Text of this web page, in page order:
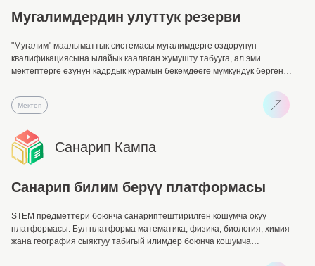
Мугалимдердин улуттук резерви
"Мугалим" маалыматтык системасы мугалимдерге өздөрүнүн
квалификациясына ылайык каалаган жумушту табууга, ал эми
мектептерге өзүнүн кадрдык курамын бекемдөөгө мүмкүндүк берген
Мектеп
Санарип Кампа
Санарип билим берүү платформасы
STEM предметтери боюнча санариптештирилген кошумча окуу
платформасы. Бул платформа математика, физика, биология, химия
жана география сыяктуу табигый илимдер боюнча кошумча